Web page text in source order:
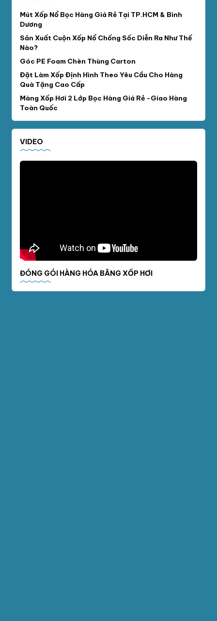
Mút Xốp Nổ Bọc Hàng Giá Rẻ Tại TP.HCM & Bình
Dương
Sản Xuất Cuộn Xốp Nổ Chống Sốc Diễn Ra Như Thế
Nào?
Góc PE Foam Chèn Thùng Carton
Đặt Làm Xốp Định Hình Theo Yêu Cầu Cho Hàng
Quà Tặng Cao Cấp
Màng Xốp Hơi 2 Lớp Bọc Hàng Giá Rẻ -Giao Hàng
Toàn Quốc
VIDEO
ĐÓNG GÓI HÀNG HÓA BẰNG XỐP HƠI